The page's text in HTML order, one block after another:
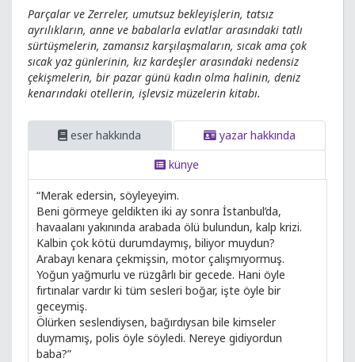
Parçalar ve Zerreler, umutsuz bekleyişlerin, tatsız
ayrılıkların, anne ve babalarla evlatlar arasındaki tatlı
sürtüşmelerin, zamansız karşılaşmaların, sıcak ama çok
sıcak yaz günlerinin, kız kardeşler arasındaki nedensiz
çekişmelerin, bir pazar günü kadın olma halinin, deniz
kenarındaki otellerin, işlevsiz müzelerin kitabı.
eser hakkında
yazar hakkında
künye
“Merak edersin, söyleyeyim.
Beni görmeye geldikten iki ay sonra İstanbul’da,
havaalanı yakınında arabada ölü bulundun, kalp krizi.
Kalbin çok kötü durumdaymış, biliyor muydun?
Arabayı kenara çekmişsin, motor çalışmıyormuş.
Yoğun yağmurlu ve rüzgârlı bir gecede. Hani öyle
fırtınalar vardır ki tüm sesleri boğar, işte öyle bir
geceymiş.
Ölürken seslendiysen, bağırdıysan bile kimseler
duymamış, polis öyle söyledi. Nereye gidiyordun
baba?”